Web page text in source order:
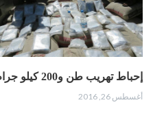
إحباط تهريب طن و200 كيلو جرام من الحشيش بصعدة
أغسطس 26, 2016